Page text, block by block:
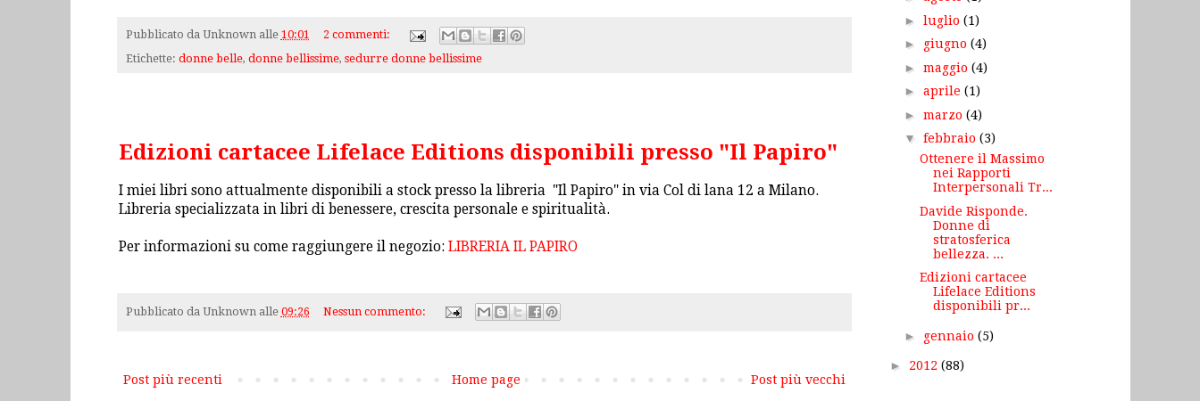
Pubblicato da Unknown alle 10:01
2 commenti:
Etichette: donne belle, donne bellissime, sedurre donne bellissime
Edizioni cartacee Lifelace Editions disponibili presso "Il Papiro"
I miei libri sono attualmente disponibili a stock presso la libreria "Il Papiro" in via Col di lana 12 a Milano.
Libreria specializzata in libri di benessere, crescita personale e spiritualità.
Per informazioni su come raggiungere il negozio: LIBRERIA IL PAPIRO
Pubblicato da Unknown alle 09:26 Nessun commento:
Post più recenti Post più vecchi
Home page
►luglio(1)
► giugno(4)
►maggio(4)
►aprile(1)
►marzo(4)
▼febbraio(3)
Ottenere il Massimo
nei Rapporti
Interpersonali Tr...
Davide Risponde.
Donne di
stratosferica
bellezza. ...
Edizioni cartacee
Lifelace Editions
disponibili pr...
► gennaio(5)
► 2012 (88)